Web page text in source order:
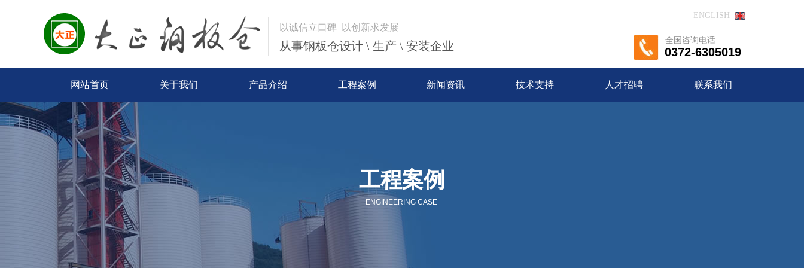
以诚信立口碑 以创新求发展
从事钢板仓设计 \ 生产 \ 安装企业 全国咨询电话
0372-6305019
ENGLISH
网站首页 关于我们 产品介绍 工程案例 新闻资讯 技术支持 人才招聘 联系我们
工程案例
ENGINEERING CASE